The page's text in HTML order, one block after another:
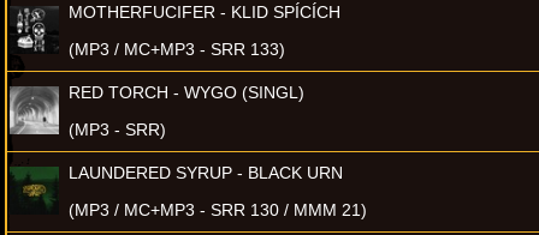
MOTHERFUCIFER - KLID SPÍCÍCH
(MP3 / MC+MP3 - SRR 133)
RED TORCH - WYGO (SINGL)
(MP3 - SRR)
LAUNDERED SYRUP - BLACK URN
(MP3 / MC+MP3 - SRR 130 / MMM 21)